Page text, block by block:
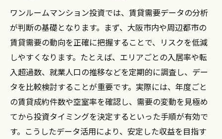
ワンルームマンション投資では、賃貸需要データの分析
が判断の基礎となります。まず、大阪市内や周辺都市の
賃貸需要の動向を正確に把握することで、リスクを低減
しやすくなります。たとえば、エリアごとの入居率や転
入超過数、就業人口の推移などを定期的に調査し、デー
タを比較検討することが重要です。実際には、年度ごと
の賃貸成約件数や空室率を確認し、需要の変動を見極め
てから投資タイミングを決定するといった手順が有効で
す。こうしたデータ活用により、安定した収益を目指す